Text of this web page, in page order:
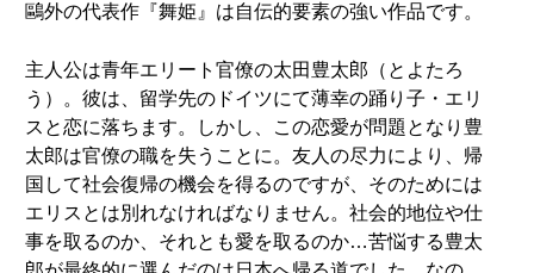
鷗外の代表作『舞姫』は自伝的要素の強い作品です。
主人公は青年エリート官僚の太田豊太郎（とよたろ
う）。彼は、留学先のドイツにて薄幸の踊り子・エリ
スと恋に落ちます。しかし、この恋愛が問題となり豊
太郎は官僚の職を失うことに。友人の尽力により、帰
国して社会復帰の機会を得るのですが、そのためには
エリスとは別れなければなりません。社会的地位や仕
事を取るのか、それとも愛を取るのか…苦悩する豊太